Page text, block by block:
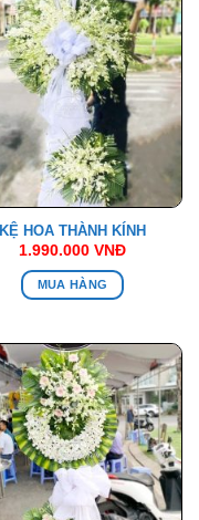
KỆ HOA THÀNH KÍNH
1.990.000 VNĐ
MUA HÀNG